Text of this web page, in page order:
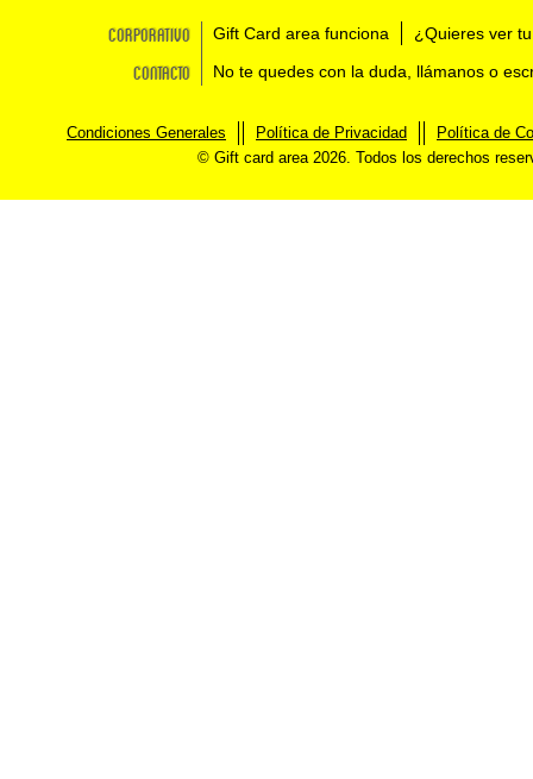
Corporativo Gift Card area funciona ¿Quieres ver
Contacto No te quedes con la duda, llámanos o
Condiciones Generales Política de Privacidad
Política de
© Gift card area 2026. Todos los derechos